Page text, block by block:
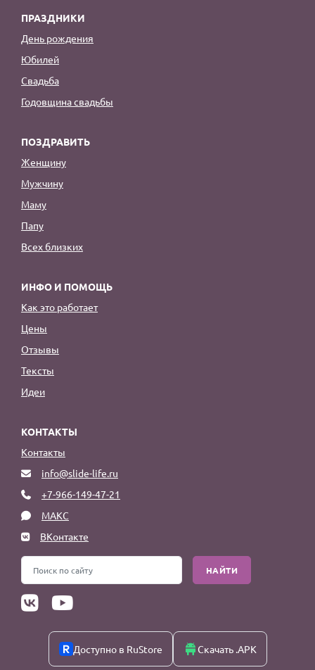
ПРАЗДНИКИ
День рождения
Юбилей
Свадьба
Годовщина свадьбы
ПОЗДРАВИТЬ
Женщину
Мужчину
Маму
Папу
Всех близких
ИНФО И ПОМОЩЬ
Как это работает
Цены
Отзывы
Тексты
Идеи
КОНТАКТЫ
Контакты
info@slide-life.ru
+7-966-149-47-21
МАКС
ВКонтакте
НАЙТИ
Доступно в RuStore Скачать .APK